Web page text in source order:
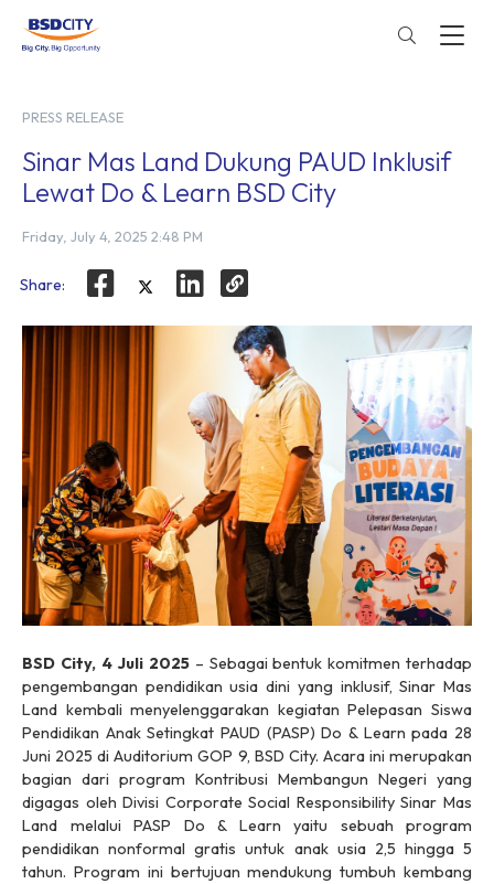
PRESS RELEASE
Sinar Mas Land Dukung PAUD Inklusif
Lewat Do & Learn BSD City
Friday, July 4, 2025 2:48 PM
Share:
BSD City, 4 Juli 2025 – Sebagai bentuk komitmen terhadap
pengembangan pendidikan usia dini yang inklusif, Sinar Mas
Land kembali menyelenggarakan kegiatan Pelepasan Siswa
Pendidikan Anak Setingkat PAUD (PASP) Do & Learn pada 28
Juni 2025 di Auditorium GOP 9, BSD City. Acara ini merupakan
bagian dari program Kontribusi Membangun Negeri yang
digagas oleh Divisi Corporate Social ResponsibilitySinar Mas
Land melalui PASP Do & Learn yaitu sebuah program
pendidikan nonformal gratis untuk anak usia 2,5 hingga 5
tahun. Program ini bertujuan mendukung tumbuh kembang